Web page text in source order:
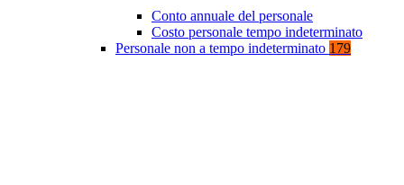
Conto annuale del personale
Costo personale tempo indeterminato
Personale non a tempo indeterminato 179